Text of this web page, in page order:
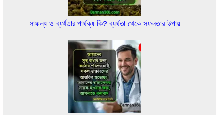
সাফল্য ও ব্যর্থতার পার্থক্য কি? ব্যর্থতা থেকে সফলতার উপায়